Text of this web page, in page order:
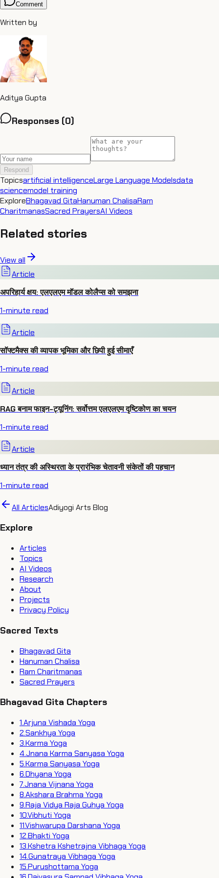
Comment
Written by
Aditya Gupta
Responses (0)
Respond
Topicsartificial intelligenceLarge Language Modelsdata
sciencemodel training
ExploreBhagavad GitaHanuman ChalisaRam
CharitmanasSacred PrayersAI Videos
Related stories
View all
Article
अपरिहार्य क्षय: एलएलएम मॉडल कोलैप्स को समझना
1-minute read
Article
सॉफ्टमैक्स की व्यापक भूमिका और छिपी हुई सीमाएँ
1-minute read
Article
RAG बनाम फाइन-ट्यूनिंग: सर्वोत्तम एलएलएम दृष्टिकोण का चयन
1-minute read
Article
ध्यान तंत्र की अस्थिरता के प्रारंभिक चेतावनी संकेतों की पहचान
1-minute read
All ArticlesAdiyogi Arts Blog
Explore
Articles
Topics
AI Videos
Research
About
Projects
Privacy Policy
Sacred Texts
Bhagavad Gita
Hanuman Chalisa
Ram Charitmanas
Sacred Prayers
Bhagavad Gita Chapters
1.Arjuna Vishada Yoga
2.Sankhya Yoga
3.Karma Yoga
4.Jnana Karma Sanyasa Yoga
5.Karma Sanyasa Yoga
6.Dhyana Yoga
7.Jnana Vijnana Yoga
8.Akshara Brahma Yoga
9.Raja Vidya Raja Guhya Yoga
10.Vibhuti Yoga
11.Vishwarupa Darshana Yoga
12.Bhakti Yoga
13.Kshetra Kshetrajna Vibhaga Yoga
14.Gunatraya Vibhaga Yoga
15.Purushottama Yoga